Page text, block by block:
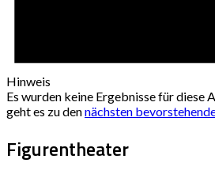
Hinweis
Es wurden keine Ergebnisse für diese
geht es zu dennächsten
Figurentheater